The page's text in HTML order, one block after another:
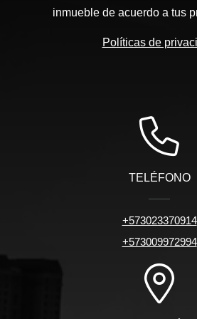
inmueble de acuerdo a tus
Políticas de
TELÉFONO
+573023370914
+573009972994